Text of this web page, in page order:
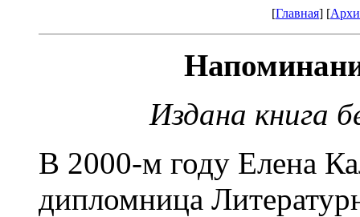
[Главная] [
Издана книга
В 2000-м году Елена
дипломница